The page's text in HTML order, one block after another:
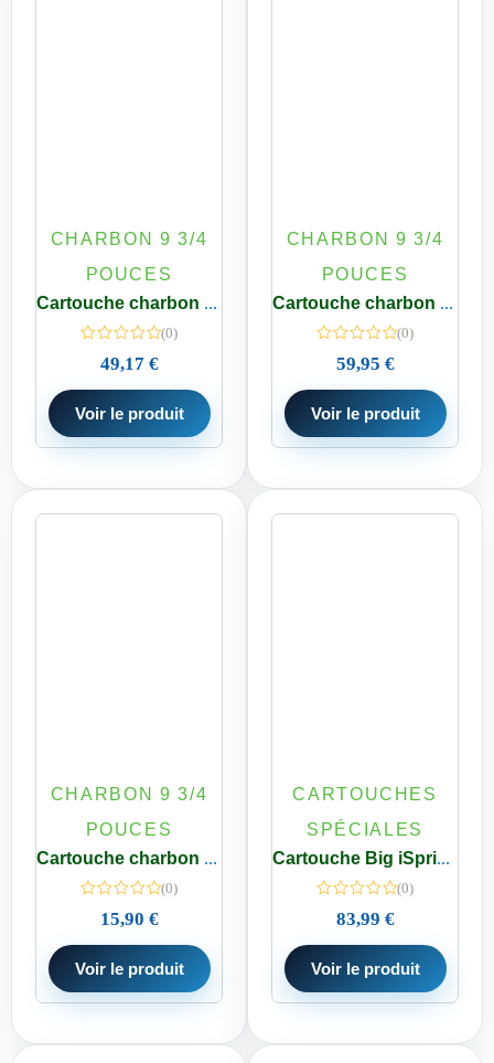
CHARBON 9 3/4
POUCES
Cartouche charbon bloc HYDROPURE AM 0,5 micron Standard 9 3/4 pouces
(0)
49,17 €
Voir le produit
CHARBON 9 3/4
POUCES
Cartouche charbon bloc HYDROPURE XM Standard 9 3/4 pouces
(0)
59,95 €
Voir le produit
CHARBON 9 3/4
POUCES
Cartouche charbon bloc 9 3/4 Spéciale Pfas 0,5 micron Purificateur d’eau
(0)
15,90 €
Voir le produit
CARTOUCHES
SPÉCIALES
Cartouche Big iSpring FM25B : Filtre fer manganèse 20 pouces
(0)
83,99 €
Voir le produit